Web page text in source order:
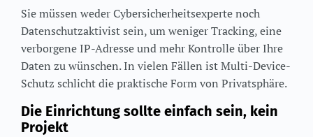
Sie müssen weder Cybersicherheitsexperte noch
Datenschutzaktivist sein, um weniger Tracking, eine
verborgene IP-Adresse und mehr Kontrolle über Ihre
Daten zu wünschen. In vielen Fällen ist Multi-Device-
Schutz schlicht die praktische Form von Privatsphäre.
Die Einrichtung sollte einfach sein, kein
Projekt